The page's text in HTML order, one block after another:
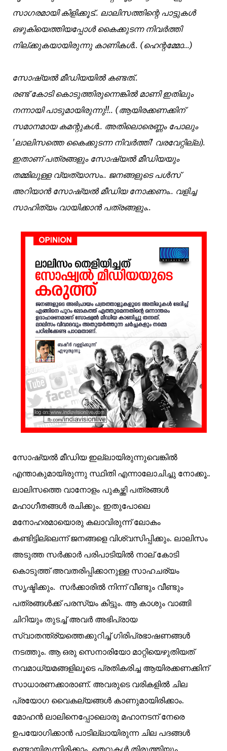
സാഗരമായി കിളിക്കൂട്‌.. ലാലിസത്തിന്റെ പാട്ടുകൾ
ഒഴുകിയെത്തിയപ്പോൾ കൈക്കുടന്ന നിവർത്തി
നില്ക്കുകയായിരുന്നു കാണികൾ.. (ഹെന്റമ്മോ...)
സോഷ്യൽ മീഡിയയിൽ കണ്ടത്..
രണ്ട് കോടി കൊടുത്തിരുന്നെങ്കിൽ മാണി ഇതിലും
നന്നായി പാടുമായിരുന്നു!!.. (ആയിരക്കണക്കിന്
സമാനമായ കമന്റുകൾ.. അതിലൊരെണ്ണം പോലും
'ലാലിസത്തെ കൈക്കുടന്ന നിവർത്തി' വരവേറ്റില്ല).
ഇതാണ് പത്രങ്ങളും സോഷ്യൽ മീഡിയയും
തമ്മിലുള്ള വ്യത്യാസം.. ജനങ്ങളുടെ പൾസ്
അറിയാൻ സോഷ്യൽ മീഡിയ നോക്കണം.. വളിച്ച
സാഹിത്യം വായിക്കാൻ പത്രങ്ങളും..
സോഷ്യൽ മീഡിയ ഇല്ലായിരുന്നുവെങ്കിൽ
എന്താകുമായിരുന്നു സ്ഥിതി എന്നാലോചിച്ചു നോക്കൂ..
ലാലിസത്തെ വാനോളം പുകഴ്ത്തി പത്രങ്ങൾ
മഹാഗീതങ്ങൾ രചിക്കും. ഇതുപോലെ
മനോഹരമായൊരു കലാവിരുന്ന് ലോകം
കണ്ടിട്ടില്ലെന്ന് ജനങ്ങളെ വിശ്വസിപ്പിക്കും. ലാലിസം
അടുത്ത സർക്കാർ പരിപാടിയിൽ നാല് കോടി
കൊടുത്ത് അവതരിപ്പിക്കാനുള്ള സാഹചര്യം
സൃഷ്ടിക്കും. സർക്കാരിൽ നിന്ന് വീണ്ടും വീണ്ടും
പത്രങ്ങൾക്ക് പരസ്യം കിട്ടും. ആ കാശും വാങ്ങി
ചിറിയും തുടച്ച് അവർ അഭിപ്രായ
സ്വാതന്ത്ര്യത്തെക്കുറിച്ച് ഗിരിപ്രഭാഷണങ്ങൾ
നടത്തും. ആ ഒരു സെനാരിയോ മാറ്റിയെഴുതിയത്
നവമാധ്യമങ്ങളിലൂടെ പ്രതികരിച്ച ആയിരക്കണക്കിന്
സാധാരണക്കാരാണ്. അവരുടെ വരികളിൽ ചില
പ്രയോഗ വൈകല്യങ്ങൾ കാണുമായിരിക്കാം.
മോഹൻ ലാലിനെപ്പോലൊരു മഹാനടന് നേരെ
ഉപയോഗിക്കാൻ പാടില്ലായിരുന്ന ചില പദങ്ങൾ